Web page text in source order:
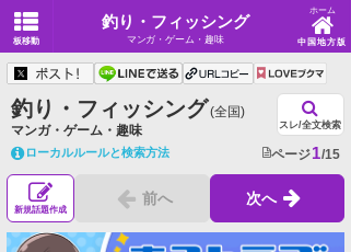
板移動
釣り・フィッシング
マンガ・ゲーム・趣味
ホーム
中国地方版
釣り・フィッシング(全国)
マンガ・ゲーム・趣味
スレ/全文検索
ローカルルールと検索方法 ページ 1/15
新規話題作成
前へ 次へ